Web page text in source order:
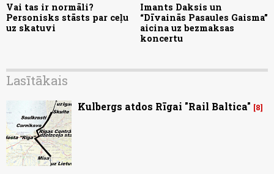
Vai tas ir normāli?
Personisks stāsts par ceļu
uz skatuvi
Imants Daksis un
“Dīvainās Pasaules Gaisma”
aicina uz bezmaksas
koncertu
Lasītākais
Kulbergs atdos Rīgai "Rail Baltica" 8